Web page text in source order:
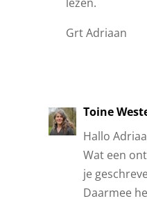
Grt Adriaan
Toine
Hallo
Wat een
je
Daarmee